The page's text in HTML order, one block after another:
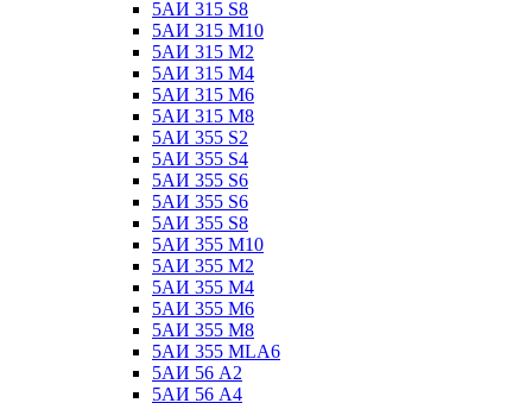
5АИ 315 S8
5АИ 315 М10
5АИ 315 М2
5АИ 315 М4
5АИ 315 М6
5АИ 315 М8
5АИ 355 S2
5АИ 355 S4
5АИ 355 S6
5АИ 355 S6
5АИ 355 S8
5АИ 355 М10
5АИ 355 М2
5АИ 355 М4
5АИ 355 М6
5АИ 355 М8
5АИ 355 МLА6
5АИ 56 А2
5АИ 56 А4